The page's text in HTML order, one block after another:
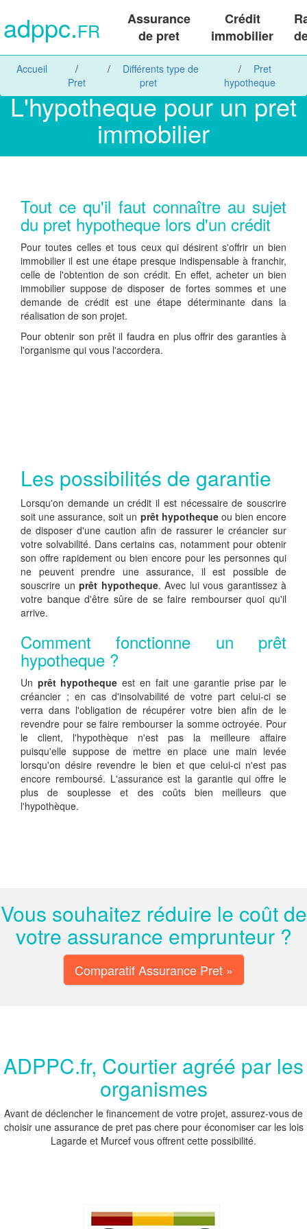
adppc.FR
Assurance
de pret
Crédit
immobilier
Accueil
Pret
Différents type de
pret
Pret
hypotheque
L'hypotheque pour un pret
immobilier
Tout ce qu'il faut connaître au sujet
du pret hypotheque lors d'un crédit
Pour toutes celles et tous ceux qui désirent s'offrir un bien
immobilier il est une étape presque indispensable à franchir,
celle de l'obtention de son crédit. En effet, acheter un bien
immobilier suppose de disposer de fortes sommes et une
demande de crédit est une étape déterminante dans la
réalisation de son projet.
Pour obtenir son prêt il faudra en plus offrir des garanties à
l'organisme qui vous l'accordera.
Les possibilités de garantie
Lorsqu'on demande un crédit il est nécessaire de souscrire
soit une assurance, soit un prêt hypothequeou bien encore
de disposer d'une caution afin de rassurer le créancier sur
votre solvabilité. Dans certains cas, notamment pour obtenir
son offre rapidement ou bien encore pour les personnes qui
ne peuvent prendre une assurance, il est possible de
souscrire un prêt hypotheque. Avec lui vous garantissez à
votre banque d'être sûre de se faire rembourser quoi qu'il
arrive.
Comment fonctionne un prêt
hypotheque ?
Un prêt hypotheque est en fait une garantie prise par le
créancier ; en cas d'insolvabilité de votre part celui-ci se
verra dans l'obligation de récupérer votre bien afin de le
revendre pour se faire rembourser la somme octroyée. Pour
le client, l'hypothèque n'est pas la meilleure affaire
puisqu'elle suppose de mettre en place une main levée
lorsqu'on désire revendre le bien et que celui-ci n'est pas
encore remboursé. L'assurance est la garantie qui offre le
plus de souplesse et des coûts bien meilleurs que
l'hypothèque.
Vous souhaitez réduire le coût de
votre assurance emprunteur ?
Comparatif Assurance Pret »
ADPPC.fr, Courtier agréé par les
organismes
Avant de déclencher le financement de votre projet, assurez-vous de
choisir une assurance de pret pas chere pour économiser car les lois
Lagarde et Murcef vous offrent cette possibilité.